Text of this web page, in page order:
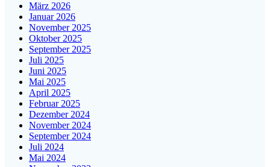
März 2026
Januar 2026
November 2025
Oktober 2025
September 2025
Juli 2025
Juni 2025
Mai 2025
April 2025
Februar 2025
Dezember 2024
November 2024
September 2024
Juli 2024
Mai 2024